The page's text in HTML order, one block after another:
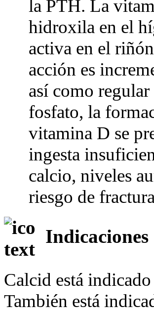
la PTH. La
hidroxila en el
activa en el
acción es
así como
fosfato, la
vitamina D se
ingesta
calcio, niveles
riesgo de
Indicaciones
Calcid está
También está